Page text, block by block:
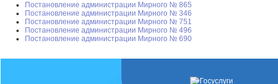
Постановление администрации Мирного № 865
Постановление администрации Мирного № 346
Постановление администрации Мирного № 751
Постановление администрации Мирного № 496
Постановление администрации Мирного № 690